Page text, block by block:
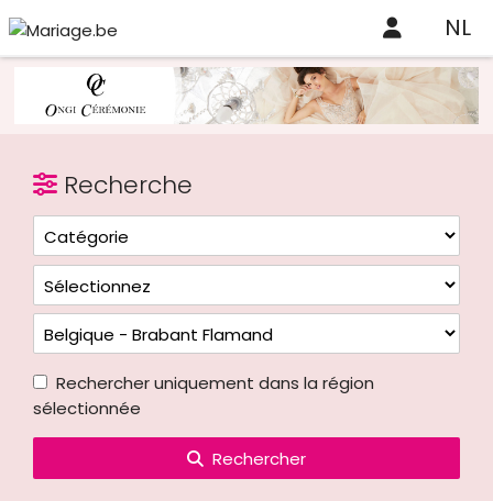
NL
Recherche
Rechercher uniquement dans la région
sélectionnée
Rechercher